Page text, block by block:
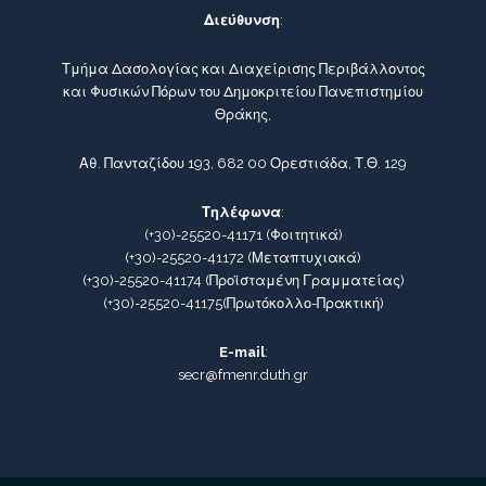
Διεύθυνση:
Τμήμα Δασολογίας και Διαχείρισης Περιβάλλοντος
και Φυσικών Πόρων του Δημοκριτείου Πανεπιστημίου
Θράκης,
Αθ. Πανταζίδου 193, 682 00 Ορεστιάδα, Τ.Θ. 129
Τηλέφωνα:
(+30)-25520-41171(Φοιτητικά)
(+30)-25520-41172 (Μεταπτυχιακά)
(+30)-25520-41174 (Προϊσταμένη Γραμματείας)
(+30)-25520-41175(Πρωτόκολλο-Πρακτική)
E-mail:
secr@fmenr.duth.gr